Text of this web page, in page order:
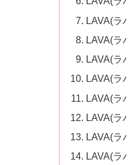
LAVA(ラ
LAVA(ラ
LAVA(ラ
LAVA(ラ
LAVA(ラ
LAVA(ラ
LAVA(ラ
LAVA(ラ